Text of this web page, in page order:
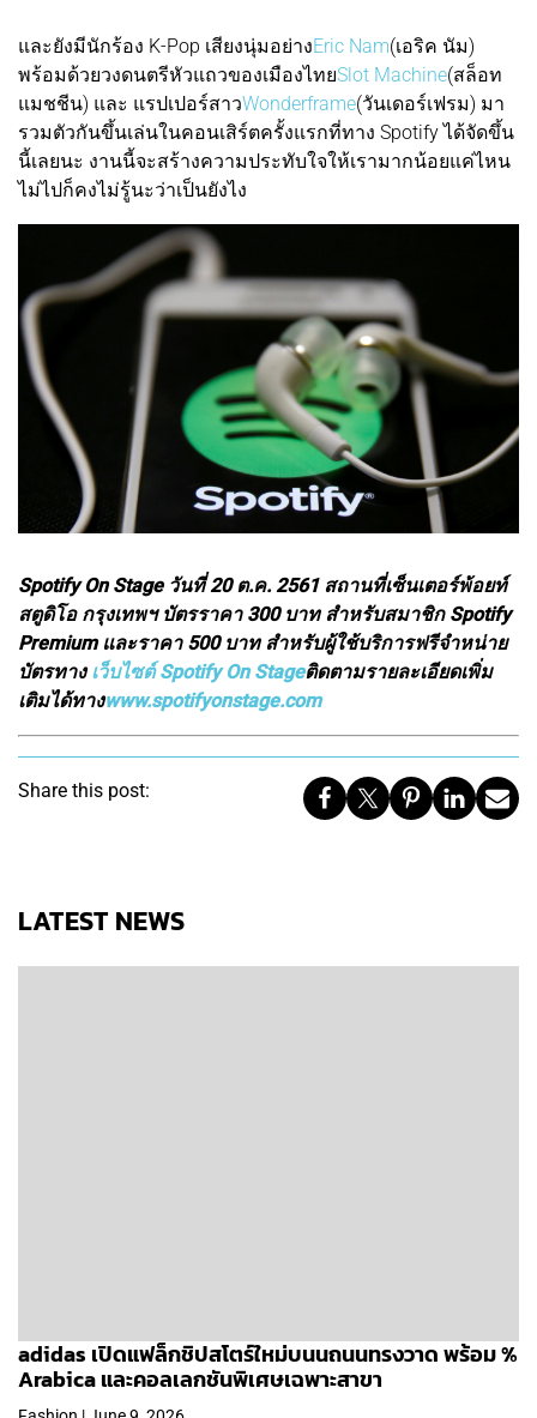
และยังมีนักร้อง K-Pop เสียงนุ่มอย่างEric Nam(เอริค นัม)
พร้อมด้วยวงดนตรีหัวแถวของเมืองไทยSlot Machine(สล็อท
แมชชีน) และ แรปเปอร์สาวWonderframe(วันเดอร์เฟรม) มา
รวมตัวกันขึ้นเล่นในคอนเสิร์ตครั้งแรกที่ทาง Spotify ได้จัดขึ้น
นี้เลยนะ งานนี้จะสร้างความประทับใจให้เรามากน้อยแค่ไหน
ไม่ไปก็คงไม่รู้นะว่าเป็นยังไง
Spotify On Stage วันที่ 20 ต.ค. 2561 สถานที่เซ็นเตอร์พ้อยท์
สตูดิโอ กรุงเทพฯ บัตรราคา 300 บาท สำหรับสมาชิก Spotify
Premium และราคา 500 บาท สำหรับผู้ใช้บริการฟรีจำหน่าย
บัตรทาง เว็บไซต์ Spotify On Stageติดตามรายละเอียดเพิ่ม
เติมได้ทางwww.spotifyonstage.com
Share this post:
LATEST NEWS
adidas เปิดแฟล็กชิปสโตร์ใหม่บนนถนนทรงวาด พร้อม %
Arabica และคอลเลกชันพิเศษเฉพาะสาขา